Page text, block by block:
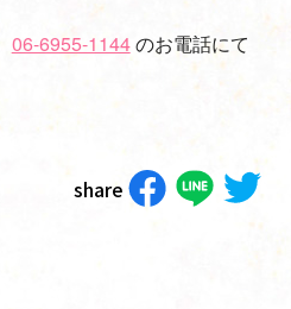
06-6955-1144のお電話にて
share